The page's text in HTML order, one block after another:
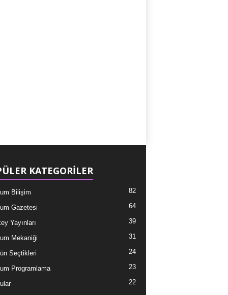
KATEGORİLER
Bilişim 82
Gazetesi 64
Yayınları 39
Mekaniği 31
Seçtikleri 24
Programlama 23
22